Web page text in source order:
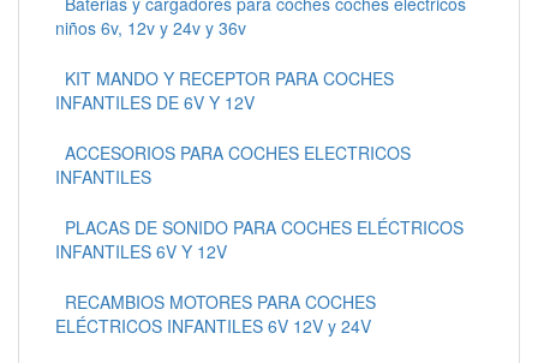
niños 6v, 12v y 24v y 36v
KIT MANDO Y RECEPTOR PARA COCHES
INFANTILES DE 6V Y 12V
ACCESORIOS PARA COCHES ELECTRICOS
INFANTILES
PLACAS DE SONIDO PARA COCHES ELÉCTRICOS
INFANTILES 6V Y 12V
RECAMBIOS MOTORES PARA COCHES
ELÉCTRICOS INFANTILES 6V 12V y 24V